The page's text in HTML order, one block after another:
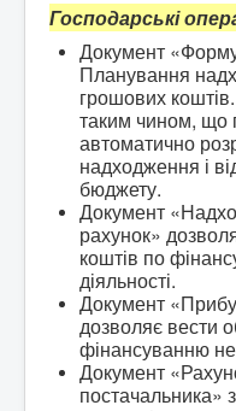
Господарські
Документ
Планування
грошових
таким чином, що
автоматично
надходження і
бюджету.
Документ
рахунок»
коштів по
діяльності.
Документ
дозволяє вести
фінансуванню
Документ
постачальника»